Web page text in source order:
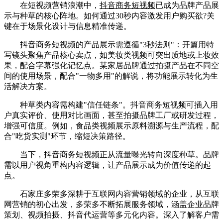
在短视频营销浪潮中， 抖音商务短视频已成为品牌产品展
示与种草的核心阵地。如何通过30秒内容激发用户购买欲?关
键在于场景化设计与信息精准传递。
抖音商务短视频的产品展示需遵循"3秒法则"：开篇用特
写镜头聚焦产品核心卖点，如美妆类视频可突出质地或上妆效
果，配合字幕强化记忆点。某家居品牌通过拍摄产品在不同空
间的使用场景，配合"一物多用"的解说，将功能展示转化为生
活解决方案。
种草类内容需构建"信任链条"。抖音商务短视频可插入用
户真实评价、使用对比画面，甚至拍摄品牌工厂或研发过程，
增强可信度。例如，食品类视频展示原料溯源与生产流程，配
合"吃货实测"环节，缩短决策路径。
当下，抖音商务短视频正从流量曝光转向深度种草。品牌
需以用户视角重构内容逻辑，让产品展示成为价值传递的起
点。
石家庄多荣多深耕于互联网内容营销领域的企业，从互联
网营销的初心出发，多荣多不断拓展服务领域，涵盖企业品牌
策划、视频拍摄、抖音代运营等多元化内容。深入了解客户需